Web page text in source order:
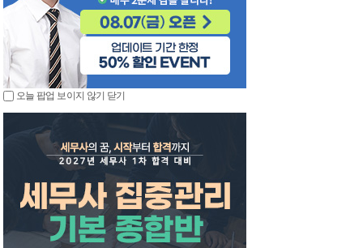
오늘 팝업 보이지 않기 닫기